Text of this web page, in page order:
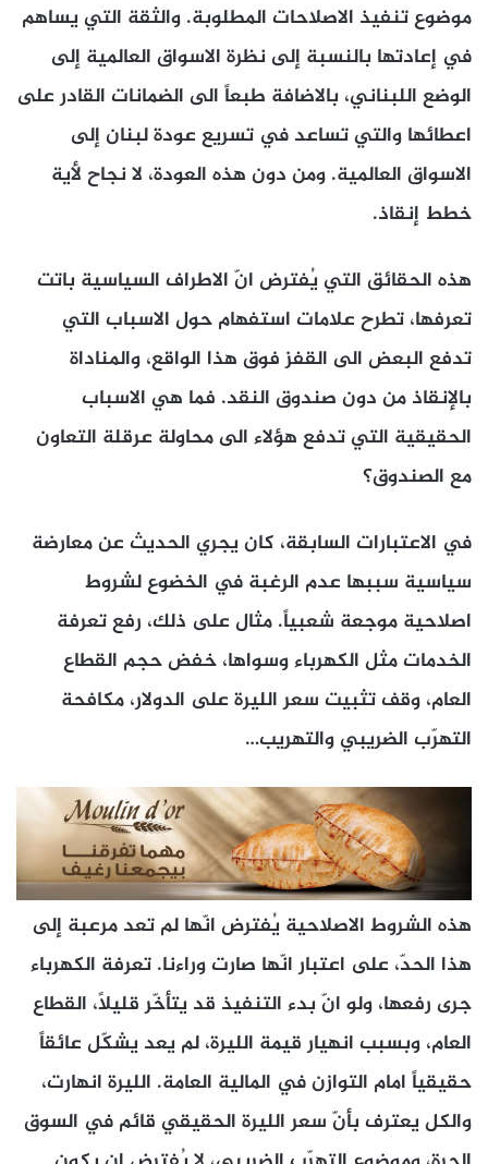
موضوع تنفيذ الاصلاحات المطلوبة. والثقة التي يساهم
في إعادتها بالنسبة إلى نظرة الاسواق العالمية إلى
الوضع اللبناني، بالاضافة طبعاً الى الضمانات القادر على
اعطائها والتي تساعد في تسريع عودة لبنان إلى
الاسواق العالمية. ومن دون هذه العودة، لا نجاح لأية
خطط إنقاذ.
هذه الحقائق التي يُفترض انّ الاطراف السياسية باتت
تعرفها، تطرح علامات استفهام حول الاسباب التي
تدفع البعض الى القفز فوق هذا الواقع، والمناداة
بالإنقاذ من دون صندوق النقد. فما هي الاسباب
الحقيقية التي تدفع هؤلاء الى محاولة عرقلة التعاون
مع الصندوق؟
في الاعتبارات السابقة، كان يجري الحديث عن معارضة
سياسية سببها عدم الرغبة في الخضوع لشروط
اصلاحية موجعة شعبياً. مثال على ذلك، رفع تعرفة
الخدمات مثل الكهرباء وسواها، خفض حجم القطاع
العام، وقف تثبيت سعر الليرة على الدولار، مكافحة
التهرّب الضريبي والتهريب…
هذه الشروط الاصلاحية يُفترض انّها لم تعد مرعبة إلى
هذا الحدّ، على اعتبار انّها صارت وراءنا. تعرفة الكهرباء
جرى رفعها، ولو انّ بدء التنفيذ قد يتأخّر قليلاً، القطاع
العام، وبسبب انهيار قيمة الليرة، لم يعد يشكّل عائقاً
حقيقياً امام التوازن في المالية العامة. الليرة انهارت،
والكل يعترف بأنّ سعر الليرة الحقيقي قائم في السوق